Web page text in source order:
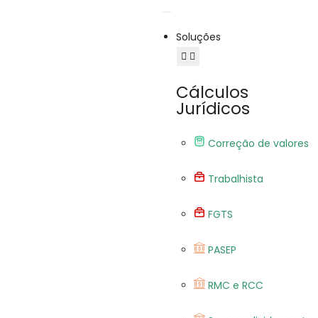
Soluções
Cálculos
Jurídicos
Correção de valores
Trabalhista
FGTS
PASEP
RMC e RCC